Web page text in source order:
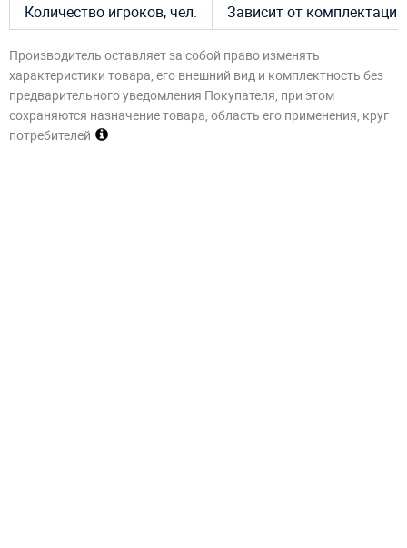
Количество игроков, чел.
Зависит от
Производитель оставляет за собой право изменять
характеристики товара, его внешний вид и комплектность без
предварительного уведомления Покупателя, при этом
сохраняются назначение товара, область его применения, круг
потребителей